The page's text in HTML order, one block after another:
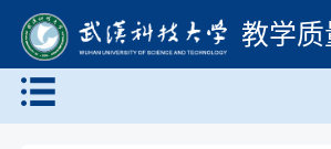
教学